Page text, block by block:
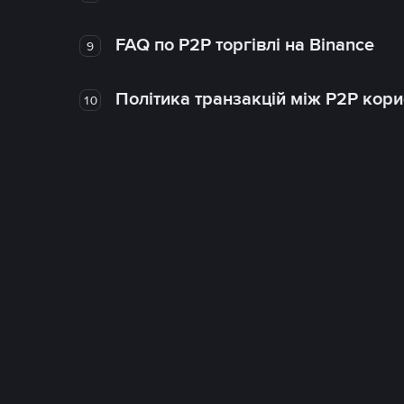
9 FAQ по P2P торгівлі на Binance
10 Політика транзакцій між P2P